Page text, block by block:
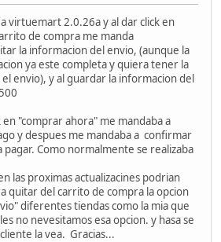
virtuemart 2.0.26a y al dar click en
de compra me manda
la informacion del envio, (aunque la
ya este completa y quiera tener la
envio), y al guardar la informacion del
en "comprar ahora" me mandaba a
y despues me mandaba a confirmar
pagar. Como normalmente se realizaba
las proximas actualizacines podrian
quitar del carrito de compra la opcion
diferentes tiendas como la mia que
no nevesitamos esa opcion. y hasa se
la vea. Gracias...